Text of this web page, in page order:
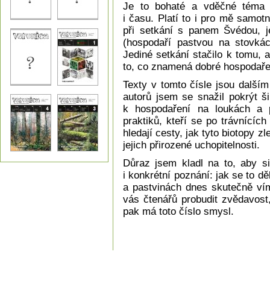
Je to bohaté a vděčné téma
i času. Platí to i pro mě
při setkání s panem Švédou,
(hospodaří pastvou na
Jediné setkání stačilo k tomu,
to, co znamená dobré
Texty v tomto čísle jsou
autorů jsem se snažil pokrýt
k hospodaření na loukách a
praktiků, kteří se po
hledají cesty, jak tyto biotopy
jejich přirozené uchopitelnosti.
Důraz jsem kladl na to, aby
i konkrétní poznání: jak se to
a pastvinách dnes skutečně
vás čtenářů probudit
pak má toto číslo smysl.